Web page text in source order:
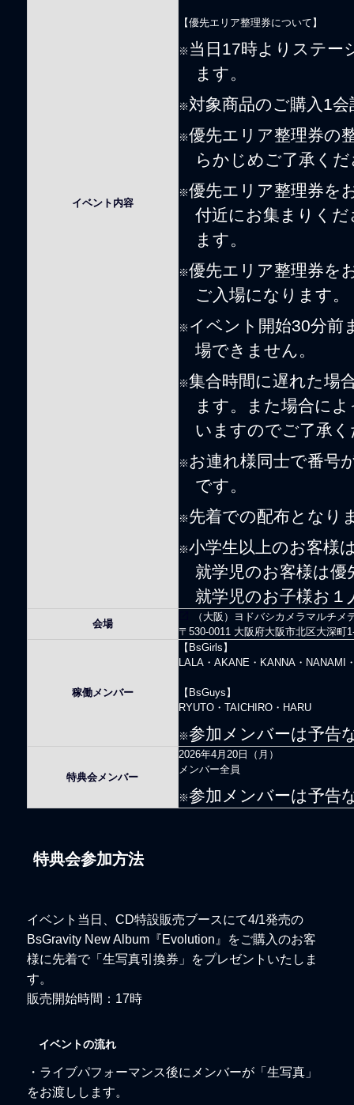
イベント内容
【優先エリア整理券について】
※ 当日17時よりステー
ます。
※ 対象商品のご購入1
※優先エリア整理券の
らかじめご了承く
※優先エリア整理券を
付近にお集まりく
ます。
※優先エリア整理券を
ご入場になります。
※ イベント開始30分前
場できません。
※集合時間に遅れた場
ます。また場合に
いますのでご了承
※ お連れ様同士で番号
です。
※ 先着での配布となり
※小学生以上のお客様
就学児のお客様は
就学児のお子様お
会場
（大阪）ヨドバシカメラマルチ
〒530-0011 大阪府大阪市北区大深町
稼働メンバー
【BsGirls】
LALA・AKANE・KANNA・NANAMI
【BsGuys】
RYUTO・TAICHIRO・HARU
※参加メンバーは予告
特典会メンバー
2026年4月20日（月）
メンバー全員
※参加メンバーは予告
特典会参加方法
イベント当日、CD特設販売ブースにて4/1発売の
BsGravity New Album『Evolution』をご購入のお客
様に先着で「生写真引換券」をプレゼントいたしま
す。
販売開始時間：17時
イベントの流れ
・ライブパフォーマンス後にメンバーが「生写真」
をお渡しします。